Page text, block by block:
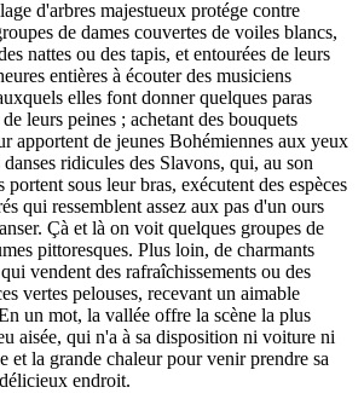
d'arbres majestueux protége contre
de dames couvertes de voiles blancs,
nattes ou des tapis, et entourées de leurs
entières à écouter des musiciens
elles font donner quelques paras
leurs peines ; achetant des bouquets
apportent de jeunes Bohémiennes aux yeux
ridicules des Slavons, qui, au son
sous leur bras, exécutent des espèces
qui ressemblent assez aux pas d'un ours
Çà et là on voit quelques groupes de
pittoresques. Plus loin, de charmants
vendent des rafraîchissements ou des
vertes pelouses, recevant un aimable
un mot, la vallée offre la scène la plus
aisée, qui n'a à sa disposition ni voiture ni
et la grande chaleur pour venir prendre sa
endroit.